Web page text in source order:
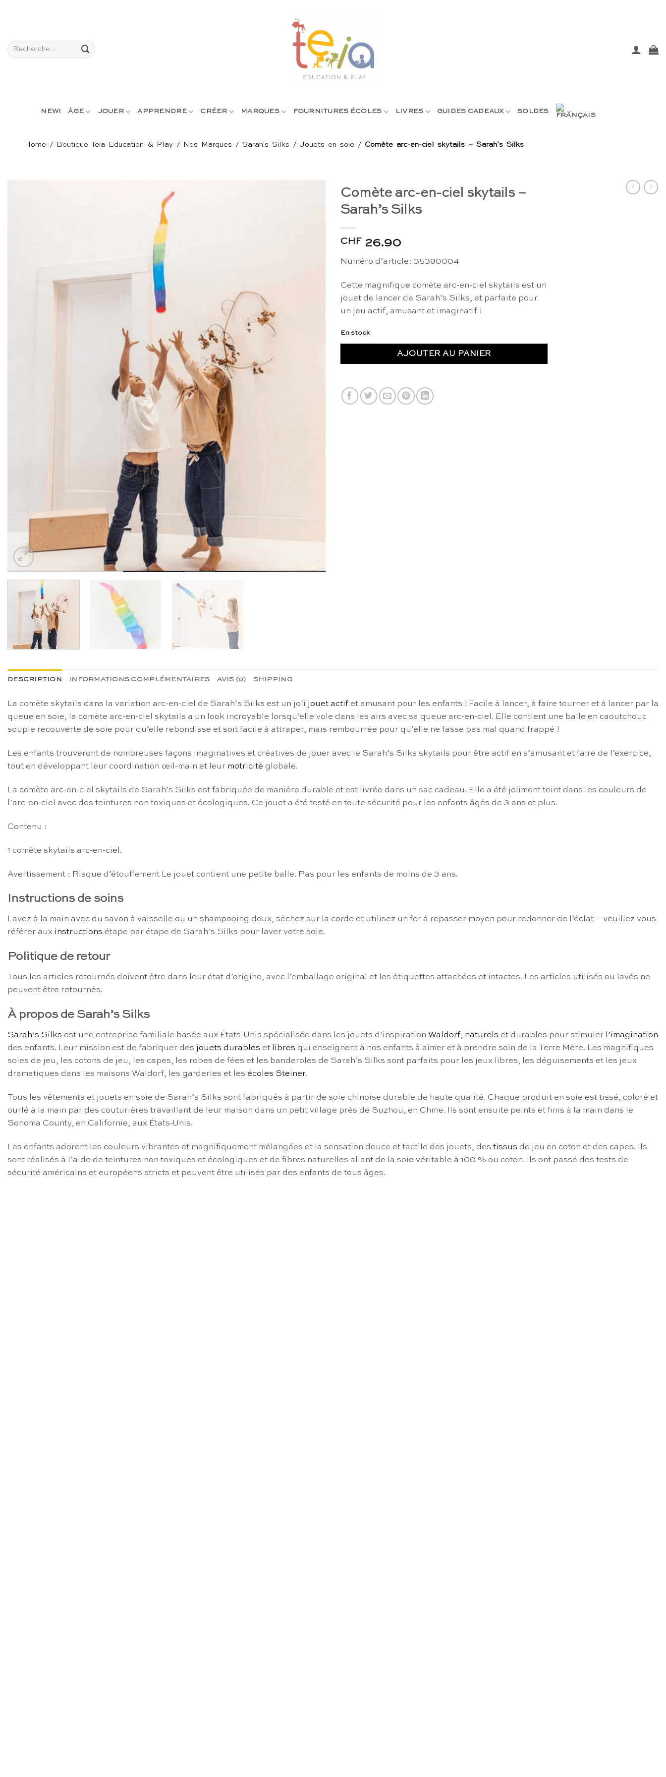
Recherche
pour :
NEW! ÂGE JOUER APPRENDRE CRÉER MARQUES FOURNITURES ÉCOLES LIVRES GUIDES CADEAUX SOLDES
Home / Boutique Teia Education & Play / Nos Marques / Sarah's Silks / Jouets en soie / Comète arc-en-ciel skytails – Sarah’s Silks
Comète arc-en-ciel skytails –
Sarah’s Silks
CHF 26.90
Numéro d’article: 35390004
Cette magnifique comète arc-en-ciel skytails est un
jouet de lancer de Sarah’s Silks, et parfaite pour
un jeu actif, amusant et imaginatif !
En stock
AJOUTER AU PANIER
DESCRIPTION INFORMATIONS COMPLÉMENTAIRES AVIS (0) SHIPPING
La comète skytails dans la variation arc-en-ciel de Sarah’s Silks est un joli jouet actif et amusant pour les enfants ! Facile à lancer, à faire tourner et à lancer par la
queue en soie, la comète arc-en-ciel skytails a un look incroyable lorsqu’elle vole dans les airs avec sa queue arc-en-ciel. Elle contient une balle en caoutchouc
souple recouverte de soie pour qu’elle rebondisse et soit facile à attraper, mais rembourrée pour qu’elle ne fasse pas mal quand frappé !
Les enfants trouveront de nombreuses façons imaginatives et créatives de jouer avec le Sarah’s Silks skytails pour être actif en s’amusant et faire de l’exercice,
tout en développant leur coordination œil-main et leur motricité globale.
La comète arc-en-ciel skytails de Sarah’s Silks est fabriquée de manière durable et est livrée dans un sac cadeau. Elle a été joliment teint dans les couleurs de
l’arc-en-ciel avec des teintures non toxiques et écologiques. Ce jouet a été testé en toute sécurité pour les enfants âgés de 3 ans et plus.
Contenu :
1 comète skytails arc-en-ciel.
Avertissement : Risque d’étouffement Le jouet contient une petite balle. Pas pour les enfants de moins de 3 ans.
Instructions de soins
Lavez à la main avec du savon à vaisselle ou un shampooing doux, séchez sur la corde et utilisez un fer à repasser moyen pour redonner de l’éclat – veuillez vous
référer aux instructions étape par étape de Sarah’s Silks pour laver votre soie.
Politique de retour
Tous les articles retournés doivent être dans leur état d’origine, avec l’emballage original et les étiquettes attachées et intactes. Les articles utilisés ou lavés ne
peuvent être retournés.
À propos de Sarah’s Silks
Sarah’s Silks est une entreprise familiale basée aux États-Unis spécialisée dans les jouets d’inspiration Waldorf, naturels et durables pour stimuler l’imagination
des enfants. Leur mission est de fabriquer des jouets durables et libres qui enseignent à nos enfants à aimer et à prendre soin de la Terre Mère. Les magnifiques
soies de jeu, les cotons de jeu, les capes, les robes de fées et les banderoles de Sarah’s Silks sont parfaits pour les jeux libres, les déguisements et les jeux
dramatiques dans les maisons Waldorf, les garderies et les écoles Steiner.
Tous les vêtements et jouets en soie de Sarah’s Silks sont fabriqués à partir de soie chinoise durable de haute qualité. Chaque produit en soie est tissé, coloré et
ourlé à la main par des couturières travaillant de leur maison dans un petit village près de Suzhou, en Chine. Ils sont ensuite peints et finis à la main dans le
Sonoma County, en Californie, aux États-Unis.
Les enfants adorent les couleurs vibrantes et magnifiquement mélangées et la sensation douce et tactile des jouets, des tissus de jeu en coton et des capes. Ils
sont réalisés à l’aide de teintures non toxiques et écologiques et de fibres naturelles allant de la soie véritable à 100 % ou coton. Ils ont passé des tests de
sécurité américains et européens stricts et peuvent être utilisés par des enfants de tous âges.